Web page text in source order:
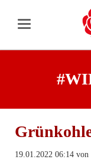
19.01.2022 06:14von